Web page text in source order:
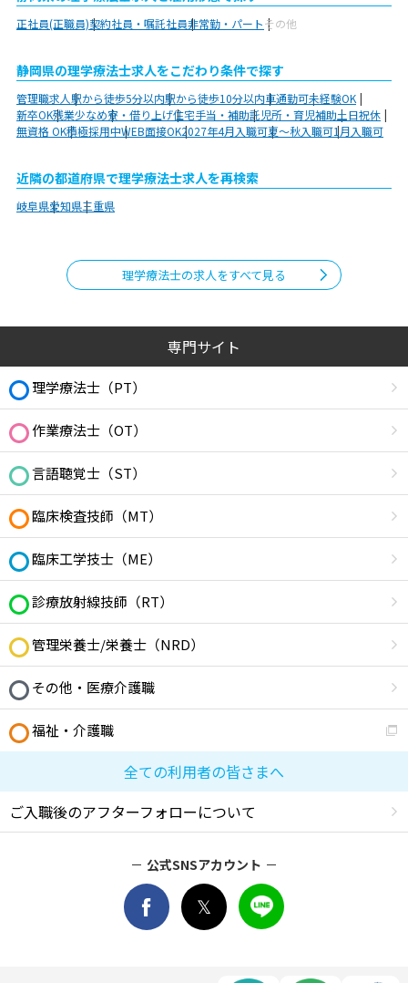
正社員(正職員)契約社員・嘱託社員非常勤・パートその他
静岡県の理学療法士求人をこだわり条件で探す
管理職求人駅から徒歩5分以内駅から徒歩10分以内車通勤可未経験OK
新卒OK残業少なめ寮・借り上げ住宅手当・補助託児所・育児補助土日祝休
無資格 OK積極採用中WEB面接OK2027年4月入職可夏～秋入職可1月入職可
近隣の都道府県で理学療法士求人を再検索
岐阜県愛知県三重県
理学療法士の求人をすべて見る
専門サイト
理学療法士（PT）
作業療法士（OT）
言語聴覚士（ST）
臨床検査技師（MT）
臨床工学技士（ME）
診療放射線技師（RT）
管理栄養士/栄養士（NRD）
その他・医療介護職
福祉・介護職
全ての利用者の皆さまへ
ご入職後のアフターフォローについて
公式SNSアカウント